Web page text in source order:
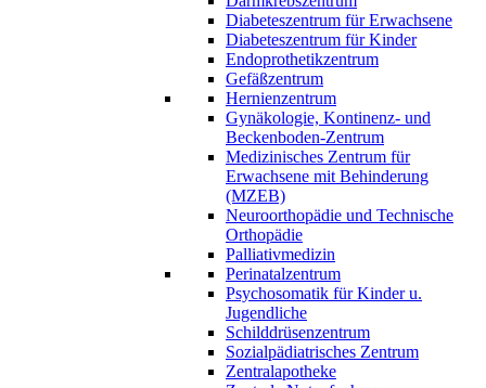
Diabeteszentrum für Erwachsene
Diabeteszentrum für Kinder
Endoprothetikzentrum
Gefäßzentrum
Hernienzentrum
Gynäkologie, Kontinenz- und
Beckenboden-Zentrum
Medizinisches Zentrum für
Erwachsene mit Behinderung
(MZEB)
Neuroorthopädie und Technische
Orthopädie
Palliativmedizin
Perinatalzentrum
Psychosomatik für Kinder u.
Jugendliche
Schilddrüsenzentrum
Sozialpädiatrisches Zentrum
Zentralapotheke